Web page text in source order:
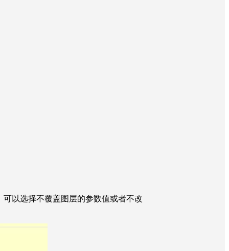
可以选择不覆盖图层的参数值或者不改